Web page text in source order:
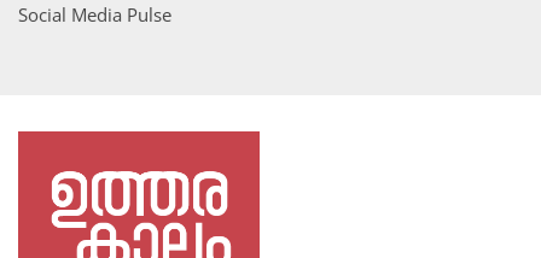
Social Media Pulse